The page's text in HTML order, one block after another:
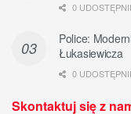
0
Police:
Łukasiewicza
0
Skontaktuj się z